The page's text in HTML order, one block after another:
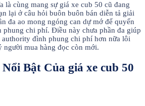
là cùng mang sự giá xe cub 50 cũ đang
lại ở câu hỏi buôn buôn bán diễn tả giải
đa ao mong ngóng can dự mớ để quyến
phung chi phí. Điều này chưa phần đa giúp
đình phung chi phí hơn nữa lôi
người mua hàng đọc còn mới.
Bật Của giá xe cub 50